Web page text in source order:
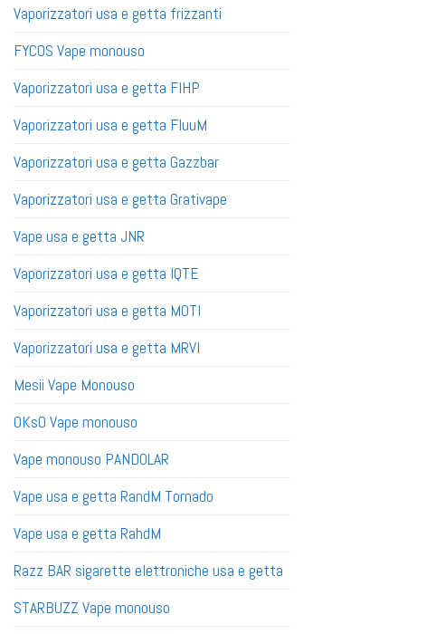
Vaporizzatori usa e getta frizzanti
FYCOS Vape monouso
Vaporizzatori usa e getta FIHP
Vaporizzatori usa e getta FluuM
Vaporizzatori usa e getta Gazzbar
Vaporizzatori usa e getta Grativape
Vape usa e getta JNR
Vaporizzatori usa e getta IQTE
Vaporizzatori usa e getta MOTI
Vaporizzatori usa e getta MRVI
Mesii Vape Monouso
OKsO Vape monouso
Vape monouso PANDOLAR
Vape usa e getta RandM Tornado
Vape usa e getta RahdM
Razz BAR sigarette elettroniche usa e getta
STARBUZZ Vape monouso